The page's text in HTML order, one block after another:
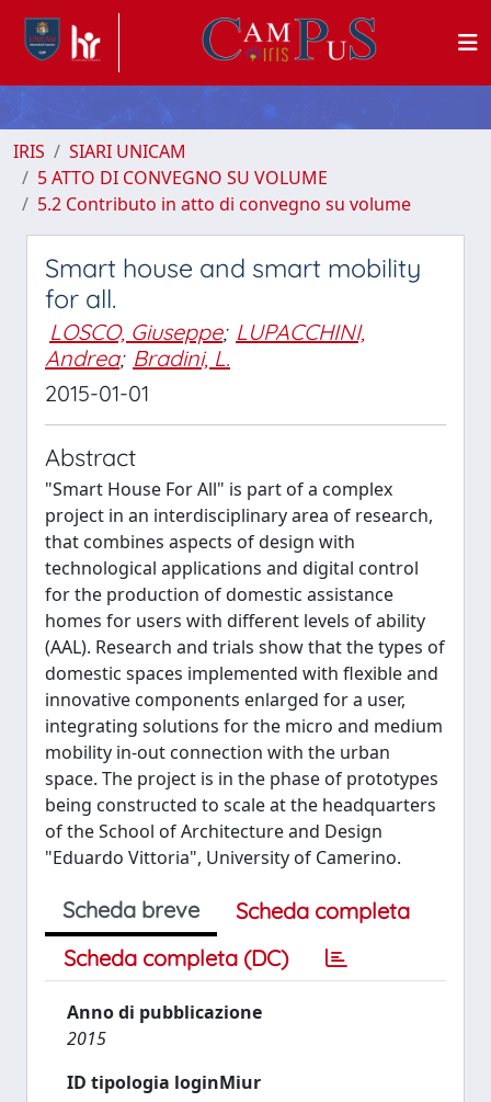
IRIS
SIARI UNICAM
5 ATTO DI CONVEGNO SU VOLUME
5.2 Contributo in atto di convegno su volume
Smart house and smart mobility
for all.
LOSCO, Giuseppe; LUPACCHINI,
Andrea; Bradini, L.
2015-01-01
Abstract
"Smart House For All" is part of a complex
project in an interdisciplinary area of research,
that combines aspects of design with
technological applications and digital control
for the production of domestic assistance
homes for users with different levels of ability
(AAL). Research and trials show that the types of
domestic spaces implemented with flexible and
innovative components enlarged for a user,
integrating solutions for the micro and medium
mobility in-out connection with the urban
space. The project is in the phase of prototypes
being constructed to scale at the headquarters
of the School of Architecture and Design
"Eduardo Vittoria", University of Camerino.
Scheda breve
Scheda completa
Scheda completa (DC)
Anno di pubblicazione
2015
ID tipologia loginMiur